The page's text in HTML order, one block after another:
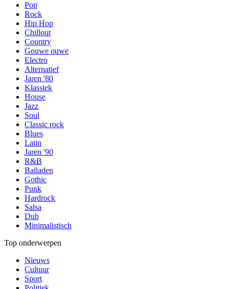
Pop
Rock
Hip Hop
Chillout
Country
Gouwe ouwe
Electro
Alternatief
Jaren '80
Klassiek
House
Jazz
Soul
Classic rock
Blues
Latin
Jaren '90
R&B
Balladen
Gothic
Punk
Hardrock
Salsa
Dub
Minimalistisch
Top onderwerpen
Nieuws
Cultuur
Sport